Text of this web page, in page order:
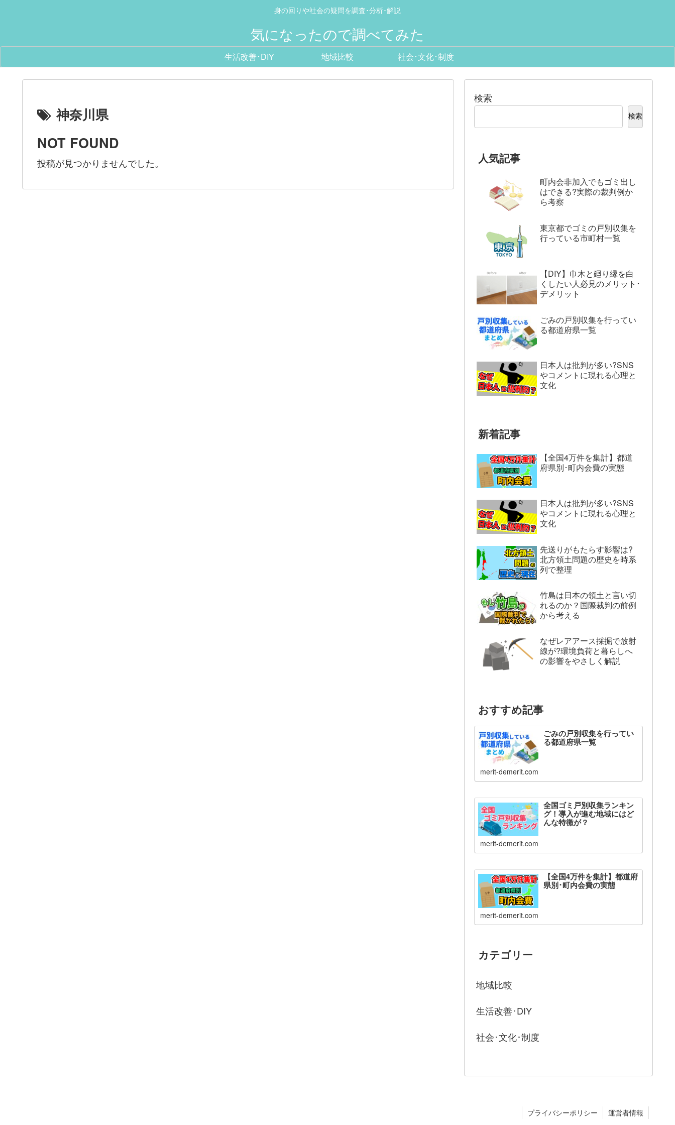
身の回りや社会の疑問を調査･分析･解説
気になったので調べてみた
生活改善･DIY 地域比較 社会･文化･制度
神奈川県
NOT FOUND
投稿が見つかりませんでした。
検索
検索
人気記事
町内会非加入でもゴミ出し
はできる?実際の裁判例か
ら考察
東京都でゴミの戸別収集を
行っている市町村一覧
【DIY】巾木と廻り縁を白
くしたい人必見のメリット･
デメリット
ごみの戸別収集を行ってい
る都道府県一覧
日本人は批判が多い?SNS
やコメントに現れる心理と
文化
新着記事
【全国4万件を集計】都道
府県別･町内会費の実態
日本人は批判が多い?SNS
やコメントに現れる心理と
文化
先送りがもたらす影響は?
北方領土問題の歴史を時系
列で整理
竹島は日本の領土と言い切
れるのか？国際裁判の前例
から考える
なぜレアアース採掘で放射
線が?環境負荷と暮らしへ
の影響をやさしく解説
おすすめ記事
ごみの戸別収集を行ってい
る都道府県一覧
merit-demerit.com
全国ゴミ戸別収集ランキン
グ！導入が進む地域にはど
んな特徴が？
merit-demerit.com
【全国4万件を集計】都道府
県別･町内会費の実態
merit-demerit.com
カテゴリー
地域比較
生活改善･DIY
社会･文化･制度
プライバシーポリシー
運営者情報